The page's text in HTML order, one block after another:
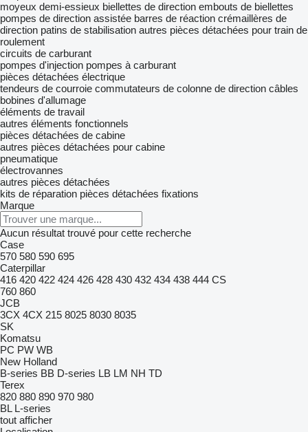
moyeux demi-essieux biellettes de direction embouts de biellettes
pompes de direction assistée barres de réaction crémaillères de
direction patins de stabilisation autres pièces détachées pour train de
roulement
circuits de carburant
pompes d'injection pompes à carburant
pièces détachées électrique
tendeurs de courroie commutateurs de colonne de direction câbles
bobines d'allumage
éléments de travail
autres éléments fonctionnels
pièces détachées de cabine
autres pièces détachées pour cabine
pneumatique
électrovannes
autres pièces détachées
kits de réparation pièces détachées fixations
Marque
Aucun résultat trouvé pour cette recherche
Case
570 580 590 695
Caterpillar
416 420 422 424 426 428 430 432 434 438 444 CS
760 860
JCB
3CX 4CX 215 8025 8030 8035
SK
Komatsu
PC PW WB
New Holland
B-series BB D-series LB LM NH TD
Terex
820 880 890 970 980
BL L-series
tout afficher